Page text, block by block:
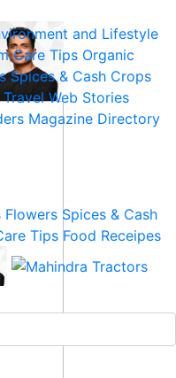
and Lifestyle
Care Tips Organic
Spices & Cash Crops
Travel Web Stories
Magazine Directory
Flowers Spices & Cash
Tips Food Receipes